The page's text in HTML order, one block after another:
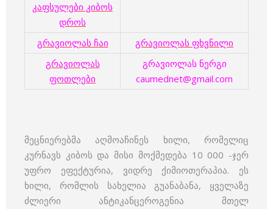
კაფსულები კიბოს
დროს
გრავიოლას ჩაი
გრავიოლას ფხვნილი
გრავიოლას
ფოთლები
გრავიოლას ნერგი
caumednet@gmail.com
მეცნიერებმა აღმოაჩინეს ხილი, რომელიც
კურნავს კიბოს და მისი მოქმედება 10 000 -ჯერ
უფრო ეფექტურია, ვიდრე ქიმიოთერაპია. ეს
ხილი, რომლის სახელია გუანაბანა, ყველაზე
ძლიერი ანტიკანცეროგენია მთელ